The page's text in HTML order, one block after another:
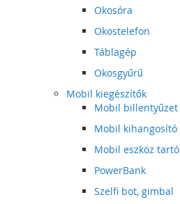
Okosóra
Okostelefon
Táblagép
Okosgyűrű
Mobil kiegészítők
Mobil billentyűzet
Mobil kihangosító
Mobil eszköz tartó
PowerBank
Szelfi bot, gimbal